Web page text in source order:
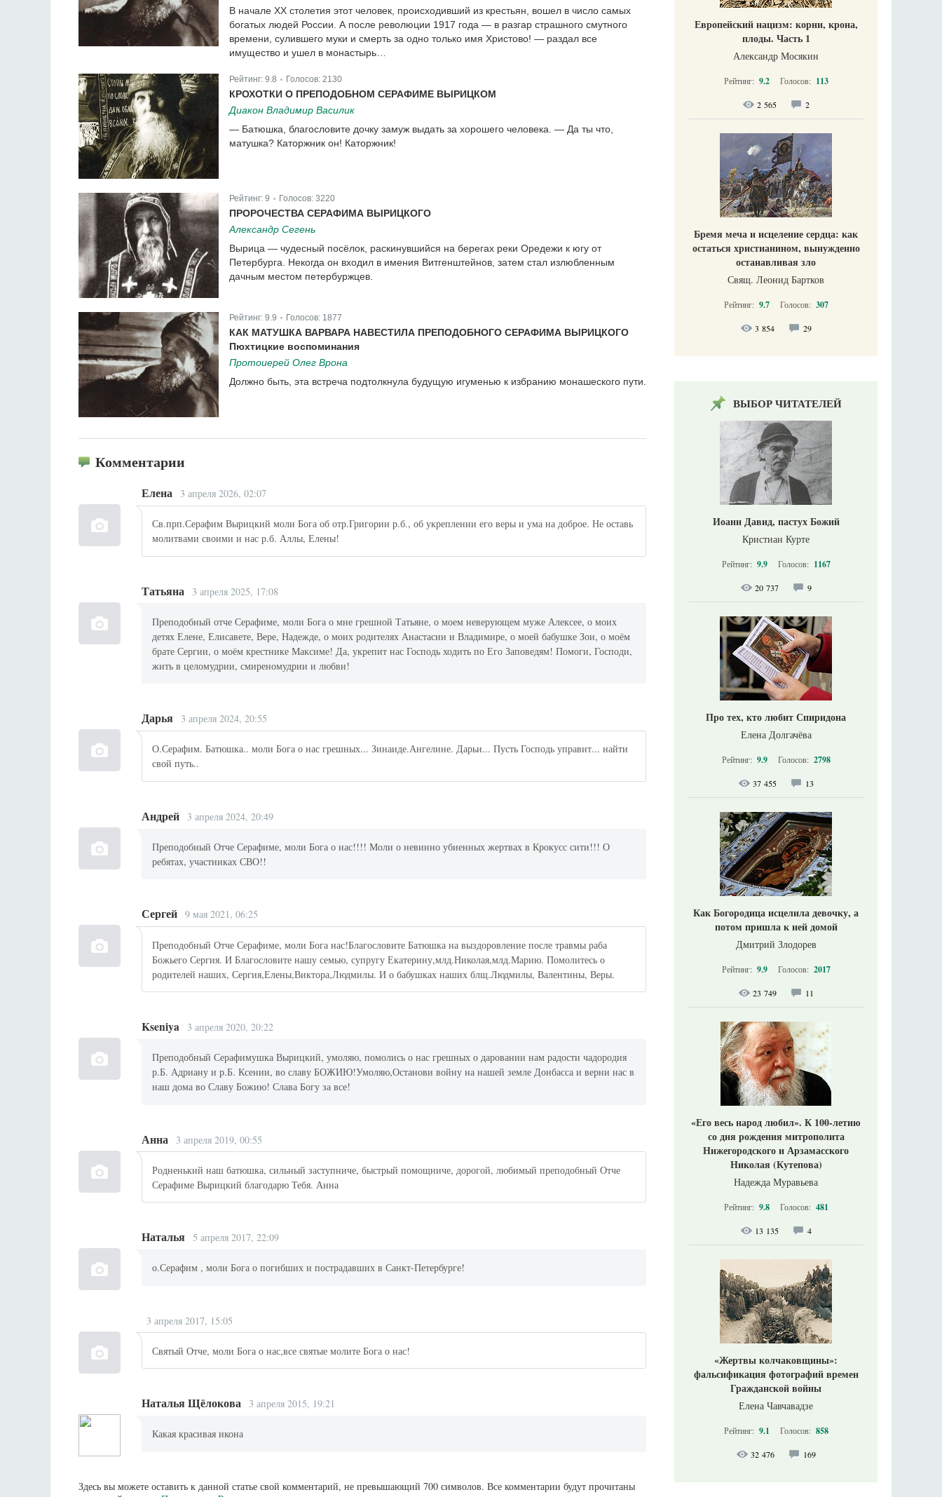
В начале XX столетия этот человек, происходивший из крестьян, вошел в число самых
богатых людей России. А после революции 1917 года — в разгар страшного смутного
времени, сулившего муки и смерть за одно только имя Христово! — раздал все
имущество и ушел в монастырь…
Рейтинг: 9.8 Голосов: 2130
КРОХОТКИ О ПРЕПОДОБНОМ СЕРАФИМЕ ВЫРИЦКОМ
Диакон Владимир Василик
— Батюшка, благословите дочку замуж выдать за хорошего человека. — Да ты что,
матушка? Каторжник он! Каторжник!
Рейтинг: 9 Голосов: 3220
ПРОРОЧЕСТВА СЕРАФИМА ВЫРИЦКОГО
Александр Сегень
Вырица — чудесный посёлок, раскинувшийся на берегах реки Оредежи к югу от
Петербурга. Некогда он входил в имения Витгенштейнов, затем стал излюбленным
дачным местом петербуржцев.
Рейтинг: 9.9 Голосов: 1877
КАК МАТУШКА ВАРВАРА НАВЕСТИЛА ПРЕПОДОБНОГО СЕРАФИМА ВЫРИЦКОГО
Пюхтицкие воспоминания
Протоиерей Олег Врона
Должно быть, эта встреча подтолкнула будущую игуменью к избранию монашеского пути.
Комментарии
Елена 3 апреля 2026, 02:07
Св.прп.Серафим Вырицкий моли Бога об отр.Григории р.б., об укреплении его веры и ума на доброе. Не оставь
молитвами своими и нас р.б. Аллы, Елены!
Татьяна 3 апреля 2025, 17:08
Преподобный отче Серафиме, моли Бога о мне грешной Татьяне, о моем неверующем муже Алексее, о моих
детях Елене, Елисавете, Вере, Надежде, о моих родителях Анастасии и Владимире, о моей бабушке Зои, о моём
брате Сергии, о моём крестнике Максиме! Да, укрепит нас Господь ходить по Его Заповедям! Помоги, Господи,
жить в целомудрии, смиреномудрии и любви!
Дарья 3 апреля 2024, 20:55
О.Серафим. Батюшка.. моли Бога о нас грешных... Зинаиде.Ангелине. Дарьи... Пусть Господь управит... найти
свой путь..
Андрей 3 апреля 2024, 20:49
Преподобный Отче Серафиме, моли Бога о нас!!!! Моли о невинно убиенных жертвах в Крокусс сити!!! О
ребятах, участниках СВО!!
Сергей 9 мая 2021, 06:25
Преподобный Отче Серафиме, моли Бога нас!Благословите Батюшка на выздоровление после травмы раба
Божьего Сергия. И Благословите нашу семью, супругу Екатерину,млд.Николая,млд.Марию. Помолитесь о
родителей наших, Сергия,Елены,Виктора,Людмилы. И о бабушках наших блщ.Людмилы, Валентины, Веры.
Kseniya 3 апреля 2020, 20:22
Преподобный Серафимушка Вырицкий, умоляю, помолись о нас грешных о даровании нам радости чадородия
р.Б. Адриану и р.Б. Ксении, во славу БОЖИЮ!Умоляю,Останови войну на нашей земле Донбасса и верни нас в
наш дома во Славу Божию! Слава Богу за все!
Анна 3 апреля 2019, 00:55
Родненький наш батюшка, сильный заступниче, быстрый помощниче, дорогой, любимый преподобный Отче
Серафиме Вырицкий благодарю Тебя. Анна
Наталья 5 апреля 2017, 22:09
о.Серафим , моли Бога о погибших и пострадавших в Санкт-Петербурге!
3 апреля 2017, 15:05
Святый Отче, моли Бога о нас,все святые молите Бога о нас!
Наталья Щёлокова 3 апреля 2015, 19:21
Какая красивая икона
Здесь вы можете оставить к данной статье свой комментарий, не превышающий 700 символов. Все комментарии будут прочитаны
Европейский нацизм: корни, крона,
плоды. Часть 1
Александр Мосякин
Рейтинг: 9.2 Голосов: 113
2 565 2
Бремя меча и исцеление сердца: как
остаться христианином, вынужденно
останавливая зло
Свящ. Леонид Бартков
Рейтинг: 9.7 Голосов: 307
3 854 29
ВЫБОР ЧИТАТЕЛЕЙ
Иоанн Давид, пастух Божий
Кристиан Курте
Рейтинг: 9.9 Голосов: 1167
20 737 9
Про тех, кто любит Спиридона
Елена Долгачёва
Рейтинг: 9.9 Голосов: 2798
37 455 13
Как Богородица исцелила девочку, а
потом пришла к ней домой
Дмитрий Злодорев
Рейтинг: 9.9 Голосов: 2017
23 749 11
«Его весь народ любил». К 100-летию
со дня рождения митрополита
Нижегородского и Арзамасского
Николая (Кутепова)
Надежда Муравьева
Рейтинг: 9.8 Голосов: 481
13 135 4
«Жертвы колчаковщины»:
фальсификация фотографий времен
Гражданской войны
Елена Чавчавадзе
Рейтинг: 9.1 Голосов: 858
32 476 169